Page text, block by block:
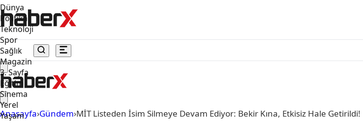
Dünya
Politika
Teknoloji
Spor
Sağlık
Magazin
3. Sayfa
Eğitim
Sinema
Yerel
Yaşam
Anasayfa›Gündem›MİT Listeden İsim Silmeye Devam Ediyor: Bekir Kına, Etkisiz Hale Getirildi!